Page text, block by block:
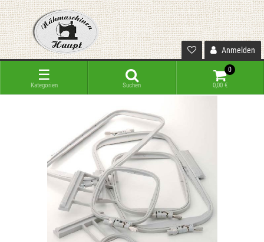
Anmelden
☰
Kategorien Suchen
0
0,00 €